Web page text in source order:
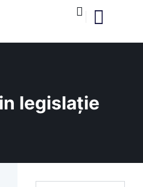
legislație